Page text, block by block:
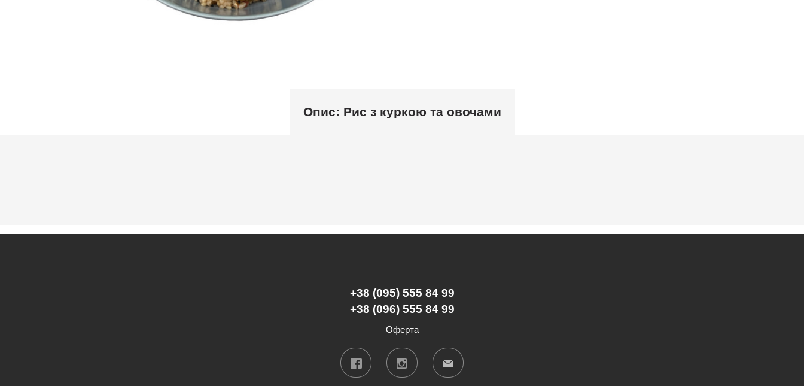
Опис: Рис з куркою та овочами
+38 (095) 555 84 99
+38 (096) 555 84 99
Оферта